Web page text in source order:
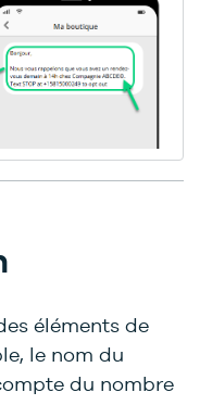
éléments de
le nom du
du nombre